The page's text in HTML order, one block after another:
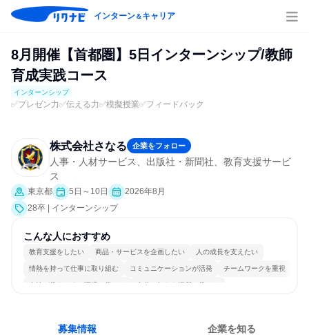
インターン＆キャリア
8月開催【首都圏】5日インターンシップ/教師
育成実践コース
インターンシップ
✅プレゼン力✅伝える力✅模擬授業✅フィードバック
株式会社さなる 企業をフォロー
人事・人材サービス、出版社・新聞社、教育支援サービ
ス
東京都 5日～10日
2026年8月
28卒 | インターンシップ
こんな人におすすめ
教育支援をしたい 商品・サービスを企画したい 人の成長を支えたい
情熱を持って仕事に取り組む コミュニケーションが活発 チームワークを重視
女性が働きやすい環境で働ける 自分の好きな場所で働ける
募集情報 企業を知る